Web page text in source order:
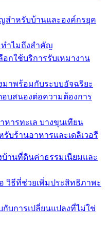
สำหรับบ้านและองค์กรยุค
ทำไมถึงสำคัญ
กใช้บริการรับเหมางาน
มาพร้อมกับระบบอัจฉริยะ
บสนองต่อความต้องการ
ารทะเล บางขุนเทียน
บร้านอาหารและเดลิเวอรี
านที่ดินค่าธรรมเนียมและ
วิธีที่ช่วยเพิ่มประสิทธิภาพะ
กับการเปลี่ยนแปลงที่ไม่ใช่